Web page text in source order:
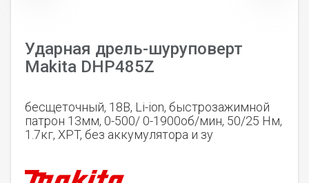
Ударная дрель-шуруповерт
Makita DHP485Z
бесщеточный, 18В, Li-ion, быстрозажимной
патрон 13мм, 0-500/ 0-1900об/мин, 50/25 Нм,
1.7кг, XPT, без аккумулятора и зу